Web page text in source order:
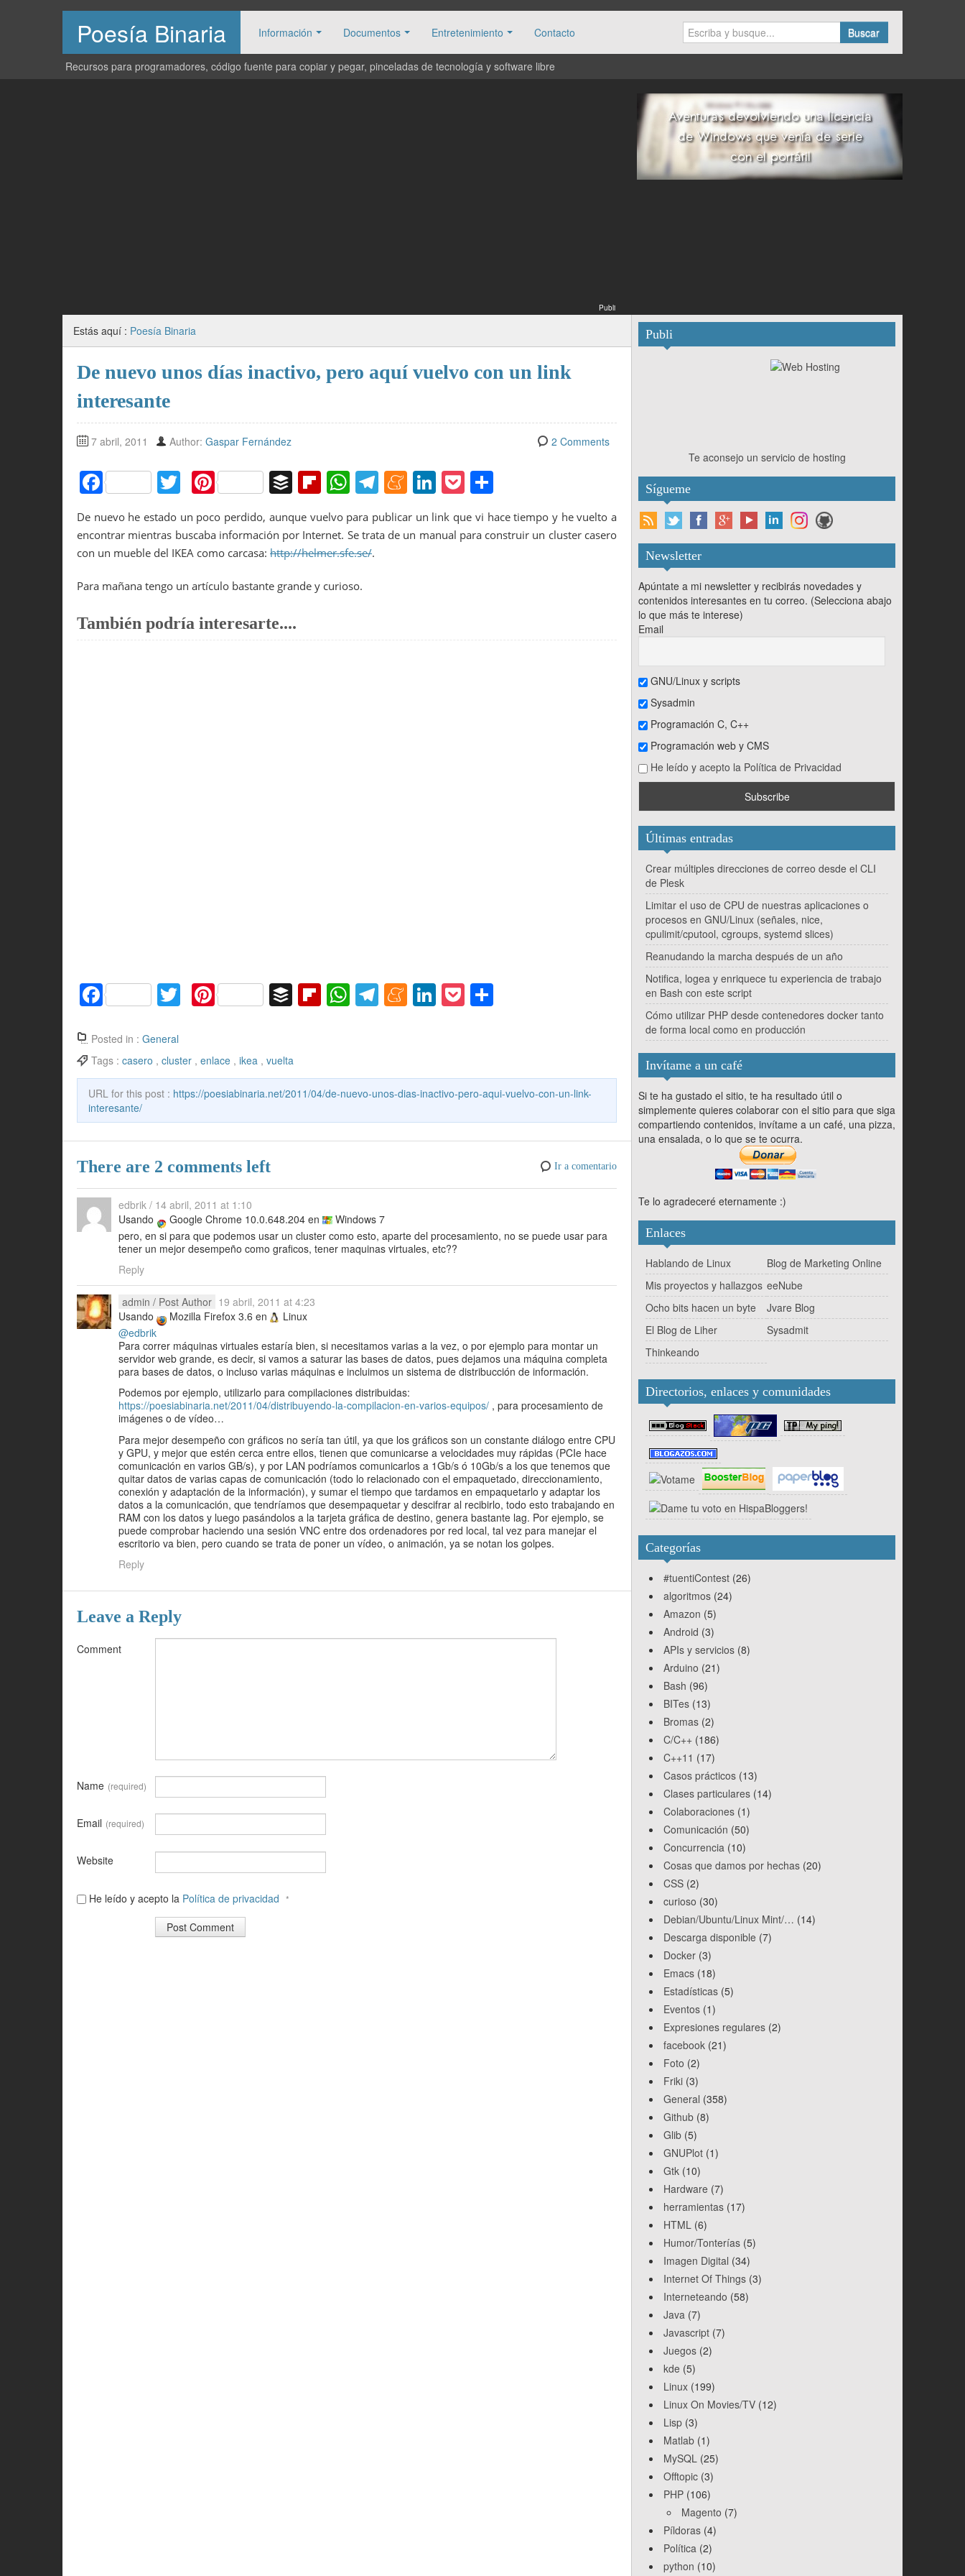
Poesía Binaria Información Documentos Entretenimiento Contacto Buscar
Recursos para programadores, código fuente para copiar y pegar, pinceladas de tecnología y software libre
Publi
Estás aquí : Poesía Binaria
De nuevo unos días inactivo, pero aquí vuelvo con un link
interesante
7 abril, 2011 Author: Gaspar Fernández 2 Comments
F
c
e
o
o
T
itt
er
Pi
er
e
st
B
f
er
Fl
ip
b
o
ar
d
W
at
s
p
T
el
e
M
n
Li
n
k
P
ckm
De nuevo he estado un poco perdido, aunque vuelvo para publicar un link que vi hace tiempo y he vuelto a
encontrar mientras buscaba información por Internet. Se trata de un manual para construir un cluster casero
con un mueble del IKEA como carcasa: http://helmer.sfe.se/.
Para mañana tengo un artículo bastante grande y curioso.
También podría interesarte....
F
a
c
e
b
o
o
T
w
er
Pi
nt
e
st
B
uf
er
Fl
ip
ar
W
h
A
p
T
el
a
M
e
a
e
Li
n
dI
P
o
ar
Posted in : General
Tags : casero , cluster , enlace , ikea , vuelta
URL for this post : https://poesiabinaria.net/2011/04/de-nuevo-unos-dias-inactivo-pero-aqui-vuelvo-con-un-link-
interesante/
There are 2 comments left Ir a comentario
edbrik / 14 abril, 2011 at 1:10
Usando
Google Chrome 10.0.648.204 en
Windows 7
pero, en si para que podemos usar un cluster como esto, aparte del procesamiento, no se puede usar para
tener un mejor desempeño como graficos, tener maquinas virtuales, etc??
Reply
admin / Post Author 19 abril, 2011 at 4:23
Usando
Mozilla Firefox 3.6 en
Linux
@edbrik
Para correr máquinas virtuales estaría bien, si necesitamos varias a la vez, o por ejemplo para montar un
servidor web grande, es decir, si vamos a saturar las bases de datos, pues dejamos una máquina completa
para bases de datos, o incluso varias máquinas e incluimos un sistema de distribucción de información.
Podemos por ejemplo, utilizarlo para compilaciones distribuidas:
https://poesiabinaria.net/2011/04/distribuyendo-la-compilacion-en-varios-equipos/ , para procesamiento de
imágenes o de vídeo…
Para mejor desempeño con gráficos no sería tan útil, ya que los gráficos son un constante diálogo entre CPU
y GPU, y mejor que estén cerca entre ellos, tienen que comunicarse a velocidades muy rápidas (PCIe hace
comunicación en varios GB/s), y por LAN podríamos comunicarlos a 1Gb/s ó 10Gb/s a los que tenemos que
quitar datos de varias capas de comunicación (todo lo relacionado con el empaquetado, direccionamiento,
conexión y adaptación de la información), y sumar el tiempo que tardamos en empaquetarlo y adaptar los
datos a la comunicación, que tendríamos que desempaquetar y descifrar al recibirlo, todo esto trabajando en
RAM con los datos y luego pasándolos a la tarjeta gráfica de destino, genera bastante lag. Por ejemplo, se
puede comprobar haciendo una sesión VNC entre dos ordenadores por red local, tal vez para manejar el
escritorio va bien, pero cuando se trata de poner un vídeo, o animación, ya se notan los golpes.
Reply
Leave a Reply
Comment
Name (required)
Email (required)
Website
He leído y acepto la Política de privacidad *
Publi
Te aconsejo un servicio de hosting
Sígueme
Newsletter
Apúntate a mi newsletter y recibirás novedades y
contenidos interesantes en tu correo. (Selecciona abajo
lo que más te interese)
Email
GNU/Linux y scripts
Sysadmin
Programación C, C++
Programación web y CMS
He leído y acepto la Política de Privacidad
Últimas entradas
Crear múltiples direcciones de correo desde el CLI
de Plesk
Limitar el uso de CPU de nuestras aplicaciones o
procesos en GNU/Linux (señales, nice,
cpulimit/cputool, cgroups, systemd slices)
Reanudando la marcha después de un año
Notifica, logea y enriquece tu experiencia de trabajo
en Bash con este script
Cómo utilizar PHP desde contenedores docker tanto
de forma local como en producción
Invítame a un café
Si te ha gustado el sitio, te ha resultado útil o
simplemente quieres colaborar con el sitio para que siga
compartiendo contenidos, invítame a un café, una pizza,
una ensalada, o lo que se te ocurra.
Te lo agradeceré eternamente :)
Enlaces
Hablando de Linux
Blog de Marketing Online
Mis proyectos y hallazgos eeNube
Ocho bits hacen un byte
Jvare Blog
El Blog de Liher
Sysadmit
Thinkeando
Directorios, enlaces y comunidades
Categorías
#tuentiContest (26)
algoritmos (24)
Amazon (5)
Android (3)
APIs y servicios (8)
Arduino (21)
Bash (96)
BITes (13)
Bromas (2)
C/C++ (186)
C++11 (17)
Casos prácticos (13)
Clases particulares (14)
Colaboraciones (1)
Comunicación (50)
Concurrencia (10)
Cosas que damos por hechas (20)
CSS (2)
curioso (30)
Debian/Ubuntu/Linux Mint/… (14)
Descarga disponible (7)
Docker (3)
Emacs (18)
Estadísticas (5)
Eventos (1)
Expresiones regulares (2)
facebook (21)
Foto (2)
Friki (3)
General (358)
Github (8)
Glib (5)
GNUPlot (1)
Gtk (10)
Hardware (7)
herramientas (17)
HTML (6)
Humor/Tonterías (5)
Imagen Digital (34)
Internet Of Things (3)
Interneteando (58)
Java (7)
Javascript (7)
Juegos (2)
kde (5)
Linux (199)
Linux On Movies/TV (12)
Lisp (3)
Matlab (1)
MySQL (25)
Offtopic (3)
PHP (106)
Magento (7)
Píldoras (4)
Política (2)
python (10)